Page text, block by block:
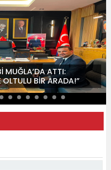
MUĞLA’DA ATTI:
BİR ARADA!”